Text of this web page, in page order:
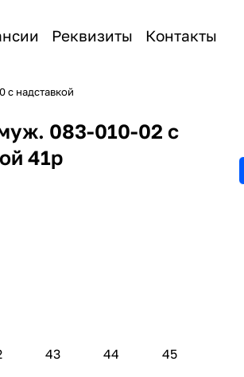
Реквизиты Контакты
с надставкой
083-010-02 с
41р
43 44 45